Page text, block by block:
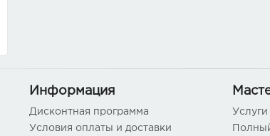
Информация
Дисконтная программа
Условия оплаты и доставки
Услуги